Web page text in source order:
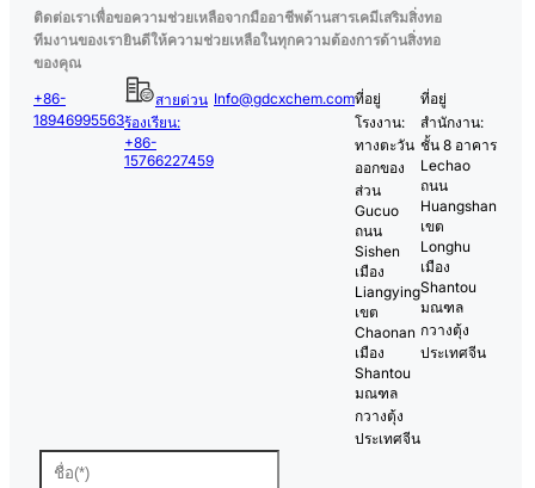
ติดต่อเราเพื่อขอความช่วยเหลือจากมืออาชีพด้านสารเคมีเสริมสิ่งทอ
ทีมงานของเรายินดีให้ความช่วยเหลือในทุกความต้องการด้านสิ่งทอ
ของคุณ
+86-
18946995563
สายด่วน
ร้องเรียน:
+86-
15766227459
Info@gdcxchem.comที่อยู่
โรงงาน:
ทางตะวัน
ออกของ
ส่วน
Gucuo
ถนน
Sishen
เมือง
Liangying
เขต
Chaonan
เมือง
Shantou
มณฑล
กวางตุ้ง
ประเทศจีน
ที่อยู่
สำนักงาน:
ชั้น 8 อาคาร
Lechao
ถนน
Huangshan
เขต
Longhu
เมือง
Shantou
มณฑล
กวางตุ้ง
ประเทศจีน